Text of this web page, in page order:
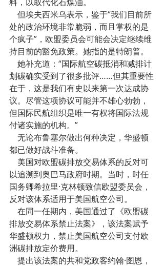
但埃夫西米乌表示，鉴于“我们目前所
处的政治环境非常脆弱，而且掌权的是
个疯子”，欧盟委员会可能会决定继续维
持目前的豁免政策。她指的是特朗普。
她补充道：“国际航空碳抵消和减排计
划碳确实受到了很多批评……但其重要性
在于，这是我们有史以来第一次达成协
议。尽管这项协议可能并不雄心勃勃，
但国际民航组织是唯一有权将国际法规
付诸实施的机构。”
无论布鲁塞尔做出何种决定，华盛顿
都已做好战斗准备。
美国对欧盟碳排放交易体系的反对可
以追溯到奥巴马政府时期。当时，时任
国务卿希拉里·克林顿致信欧盟委员会，
反对该体系适用于美国航空公司。
在同一任期内，美国通过了《欧盟碳
排放交易体系禁止法案》，该法案赋予
华盛顿权力，禁止美国航空公司支付欧
洲碳排放定价费用。
提出该法案的共和党政客约翰·图恩，